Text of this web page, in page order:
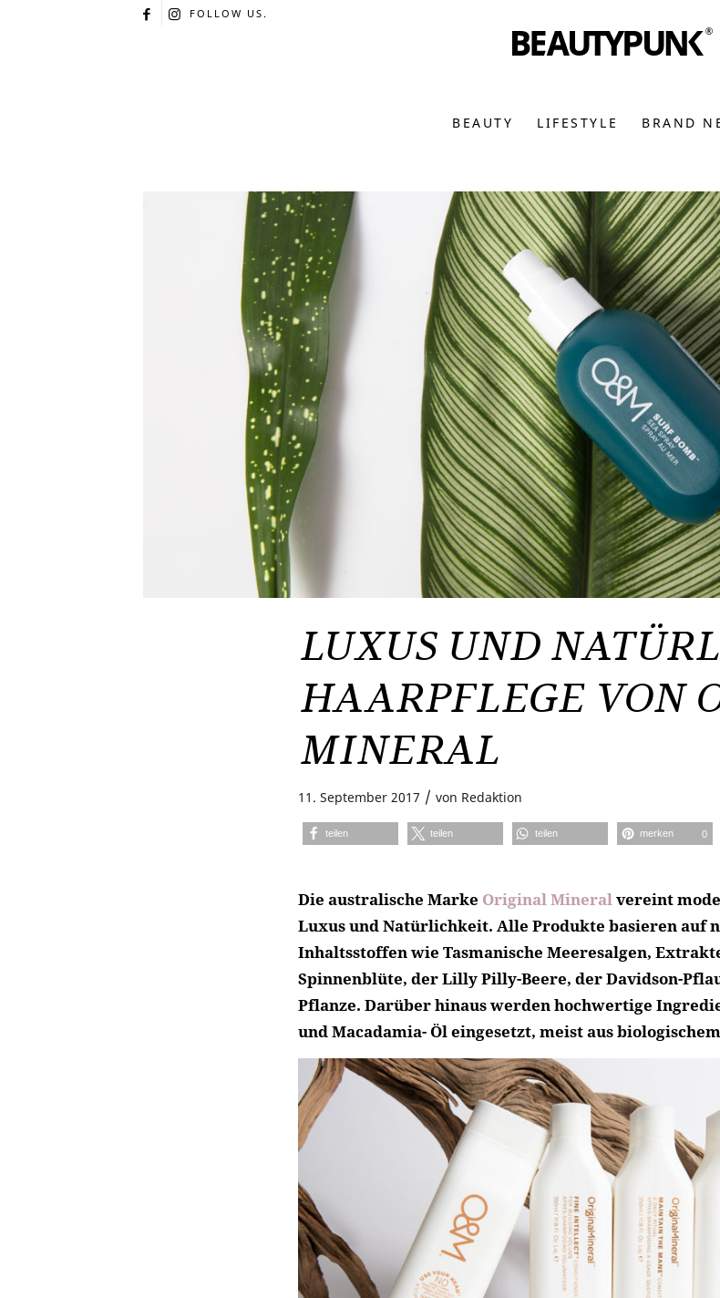
FOLLOW US.
BEAUTY LIFESTYLE BRAND
LUXUS UND
HAARPFLEGE VON
MINERAL
11. September 2017 / von Redaktion
teilen teilen teilen merken 0
Die australische Marke Original Mineralvereint
Luxus und Natürlichkeit. Alle Produkte basieren auf
Inhaltsstoffen wie Tasmanische Meeresalgen,
Spinnenblüte, der Lilly Pilly-Beere, der Davidson-
Pflanze. Darüber hinaus werden hochwertige
und Macadamia- Öl eingesetzt, meist aus